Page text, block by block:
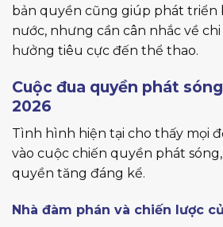
bản quyền cũng giúp phát triển
nước, nhưng cần cân nhắc về
hưởng tiêu cực đến thể thao.
Cuộc đua quyền phát
2026
Tình hình hiện tại cho thấy mọi
vào cuộc chiến quyền phát
quyền tăng đáng kể.
Nhà đàm phán và chiến lược